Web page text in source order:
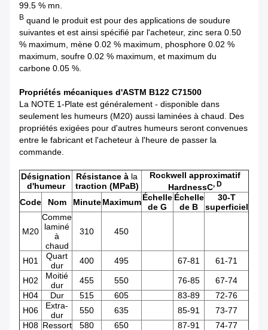
99.5 % mn.
B quand le produit est pour des applications de soudure
suivantes et est ainsi spécifié par l'acheteur, zinc sera 0.50
% maximum, mène 0.02 % maximum, phosphore 0.02 %
maximum, soufre 0.02 % maximum, et maximum du
carbone 0.05 %.
Propriétés mécaniques d'ASTM B122 C71500
La NOTE 1-Plate est généralement - disponible dans
seulement les humeurs (M20) aussi laminées à chaud. Des
propriétés exigées pour d'autres humeurs seront convenues
entre le fabricant et l'acheteur à l'heure de passer la
commande.
Désignation
d'humeur
Résistance à la
traction (MPaB)
Rockwell approximatif
HardnessC, D
Code Nom Minute Maximum Échelle
de G
Échelle
de B
30-T
superficiel
M20
Comme
laminé
à
chaud
310 450
H01
Quart
dur
400 495 67-81 61-71
H02
Moitié
dur
455 550 76-85
67-74
H04
Dur 515 605 83-89
72-76
H06
Extra-
dur
550 635 85-91
73-77
H08 Ressort 580 650 87-91 74-77